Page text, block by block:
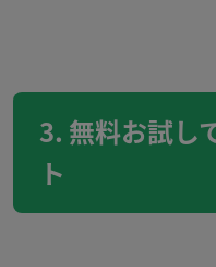
3. 無料お試し
ト